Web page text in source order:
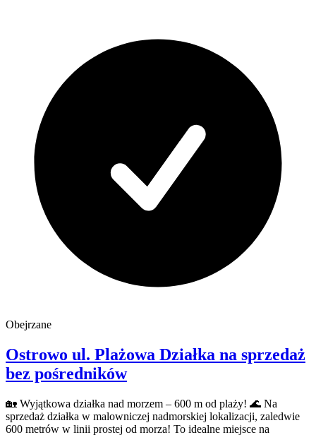
Obejrzane
Ostrowo ul. Plażowa Działka na sprzedaż
bez pośredników
🏡 Wyjątkowa działka nad morzem – 600 m od plaży! 🌊 Na
sprzedaż działka w malowniczej nadmorskiej lokalizacji, zaledwie
600 metrów w linii prostej od morza! To idealne miejsce na